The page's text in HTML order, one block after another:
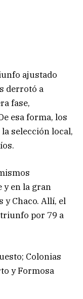
ajustado
derrotó a
fase,
esa forma, los
selección local,
y en la gran
Chaco. Allí, el
por 79 a
Colonias
y Formosa